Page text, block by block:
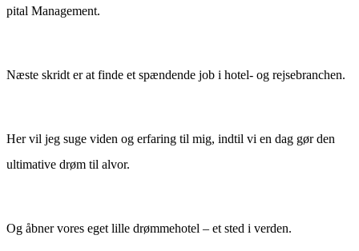
pi­tal Management.
Næste skridt er at finde et spæn­dende job i hotel- og rejsebranchen.
Her vil jeg suge viden og erfar­ing til mig, indtil vi en dag gør den
ulti­ma­tive drøm til alvor.
Og åbn­er vores eget lille drøm­me­ho­tel – et sted i verden.